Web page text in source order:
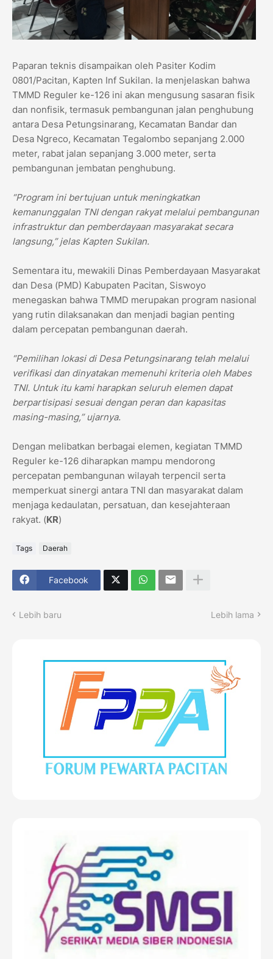
Paparan teknis disampaikan oleh Pasiter Kodim
0801/Pacitan, Kapten Inf Sukilan. Ia menjelaskan bahwa
TMMD Reguler ke-126 ini akan mengusung sasaran fisik
dan nonfisik, termasuk pembangunan jalan penghubung
antara Desa Petungsinarang, Kecamatan Bandar dan
Desa Ngreco, Kecamatan Tegalombo sepanjang 2.000
meter, rabat jalan sepanjang 3.000 meter, serta
pembangunan jembatan penghubung.
“Program ini bertujuan untuk meningkatkan
kemanunggalan TNI dengan rakyat melalui pembangunan
infrastruktur dan pemberdayaan masyarakat secara
langsung,” jelas Kapten Sukilan.
Sementara itu, mewakili Dinas Pemberdayaan Masyarakat
dan Desa (PMD) Kabupaten Pacitan, Siswoyo
menegaskan bahwa TMMD merupakan program nasional
yang rutin dilaksanakan dan menjadi bagian penting
dalam percepatan pembangunan daerah.
“Pemilihan lokasi di Desa Petungsinarang telah melalui
verifikasi dan dinyatakan memenuhi kriteria oleh Mabes
TNI. Untuk itu kami harapkan seluruh elemen dapat
berpartisipasi sesuai dengan peran dan kapasitas
masing-masing,” ujarnya.
Dengan melibatkan berbagai elemen, kegiatan TMMD
Reguler ke-126 diharapkan mampu mendorong
percepatan pembangunan wilayah terpencil serta
memperkuat sinergi antara TNI dan masyarakat dalam
menjaga kedaulatan, persatuan, dan kesejahteraan
rakyat. (KR)
Tags Daerah
Facebook
Lebih baru Lebih lama